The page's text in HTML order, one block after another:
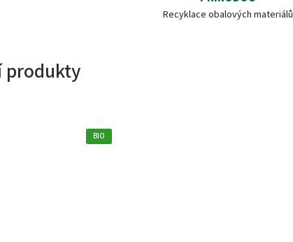
Recyklace obalových materiálů
produkty
BIO